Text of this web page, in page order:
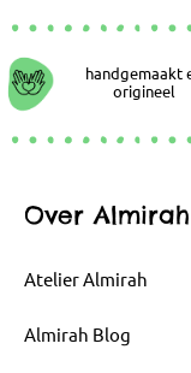
handgemaakt
origineel
Over Almirah
Atelier Almirah
Almirah Blog